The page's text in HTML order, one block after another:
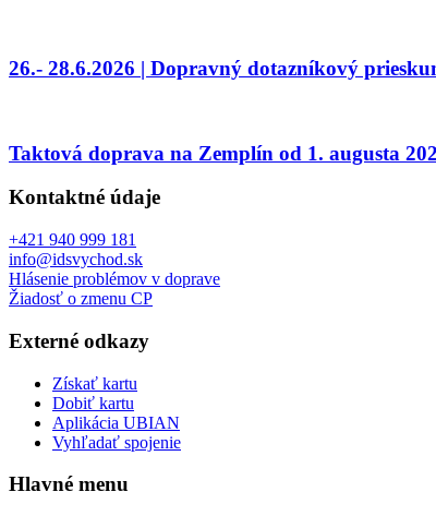
26.- 28.6.2026 | Dopravný dotazníkový
Taktová doprava na Zemplín od 1. augusta
Kontaktné údaje
+421 940 999 181
info@idsvychod.sk
Hlásenie problémov v doprave
Žiadosť o zmenu CP
Externé odkazy
Získať kartu
Dobiť kartu
Aplikácia UBIAN
Vyhľadať spojenie
Hlavné menu